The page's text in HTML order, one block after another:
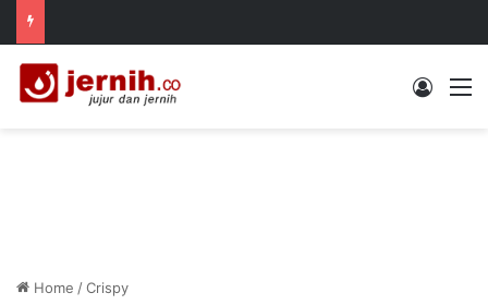
Log In
Home /Crispy